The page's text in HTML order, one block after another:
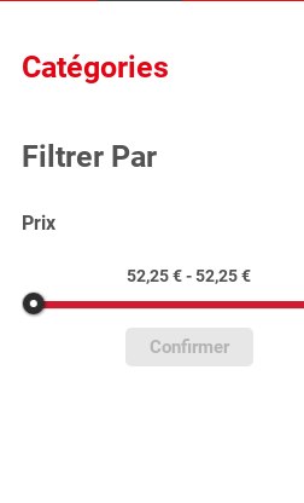
Catégories
Filtrer Par
Prix
52,25 € - 52,25 €
Confirmer